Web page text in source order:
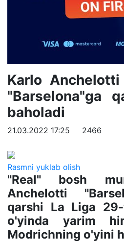
Karlo
"Barselona"ga
baholadi
21.03.2022 17:25 2466
Rasmni yuklab olish
"Real" bosh
Anchelotti
qarshi La Liga
o'yinda yarim
Modrichning o'yini